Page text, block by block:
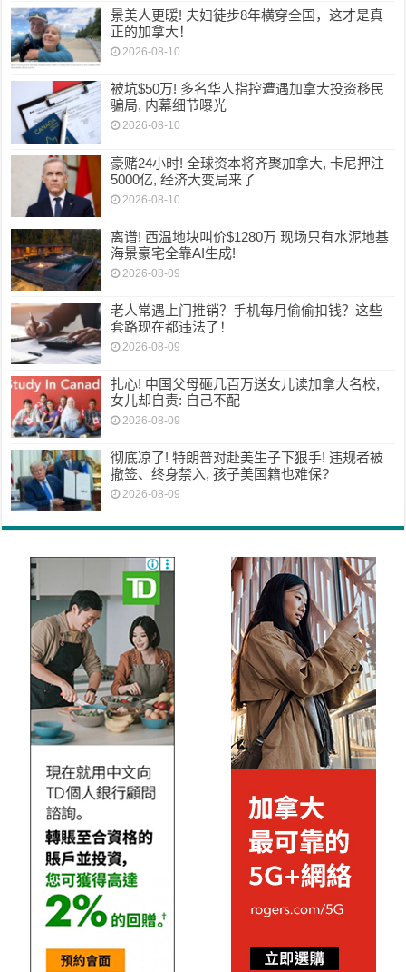
景美人更暖! 夫妇徒步8年横穿全国，这才是真
正的加拿大！
2026-08-10
被坑$50万! 多名华人指控遭遇加拿大投资移民
骗局, 内幕细节曝光
2026-08-10
豪赌24小时! 全球资本将齐聚加拿大, 卡尼押注
5000亿, 经济大变局来了
2026-08-10
离谱! 西温地块叫价$1280万 现场只有水泥地基
海景豪宅全靠AI生成!
2026-08-09
老人常遇上门推销？手机每月偷偷扣钱？这些
套路现在都违法了！
2026-08-09
扎心! 中国父母砸几百万送女儿读加拿大名校,
女儿却自责: 自己不配
2026-08-09
彻底凉了! 特朗普对赴美生子下狠手! 违规者被
撤签、终身禁入, 孩子美国籍也难保?
2026-08-09